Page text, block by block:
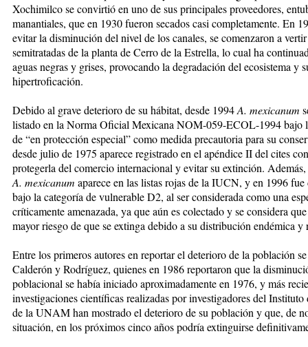
Xochimilco se convirtió en uno de sus principales proveedores,
manantiales, que en 1930 fueron secados casi completamente. En
evitar la disminución del nivel de los canales, se comenzaron a
semitratadas de la planta de Cerro de la Estrella, lo cual ha
aguas negras y grises, provocando la degradación del ecosistema y
hipertroficación.
Debido al grave deterioro de su hábitat, desde 1994A. mexicanum
listado en la Norma Oficial Mexicana NOM-059-ECOL-1994 bajo
de “en protección especial” como medida precautoria para su
desde julio de 1975 aparece registrado en el apéndice II del cites
protegerla del comercio internacional y evitar su extinción.
A. mexicanum aparece en las listas rojas de la IUCN, y en 1996 fue
bajo la categoría de vulnerable D2, al ser considerada como una
críticamente amenazada, ya que aún es colectado y se considera
mayor riesgo de que se extinga debido a su distribución endémica y
Entre los primeros autores en reportar el deterioro de la población
Calderón y Rodríguez, quienes en 1986 reportaron que la
poblacional se había iniciado aproximadamente en 1976, y más
investigaciones científicas realizadas por investigadores del
de la UNAM han mostrado el deterioro de su población y que, de
situación, en los próximos cinco años podría extinguirse